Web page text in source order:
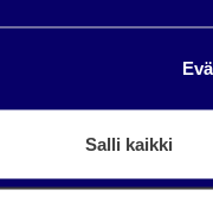
Salli kaikki